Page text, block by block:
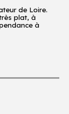
de Loire.
plat, à
à